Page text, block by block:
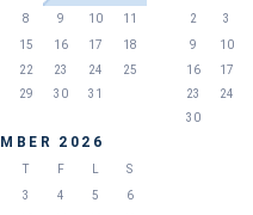
8
9 10
11
15
16 17
18
22
23 24
25
29
30 31
2
3
9
10
16
17
23
24
30
2026
T F
S
3
4 5
6